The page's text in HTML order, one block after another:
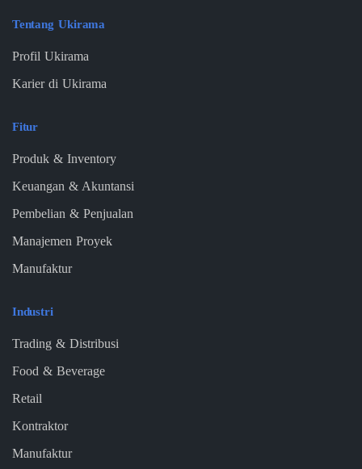
Tentang Ukirama
Profil Ukirama
Karier di Ukirama
Fitur
Produk & Inventory
Keuangan & Akuntansi
Pembelian & Penjualan
Manajemen Proyek
Manufaktur
Industri
Trading & Distribusi
Food & Beverage
Retail
Kontraktor
Manufaktur